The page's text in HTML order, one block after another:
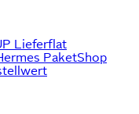
Lieferflat
PaketShop